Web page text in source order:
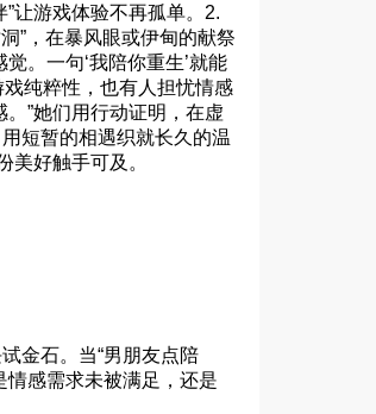
让游戏体验不再孤单。2.
”，在暴风眼或伊甸的献祭
。一句‘我陪你重生’就能
纯粹性，也有人担忧情感
”她们用行动证明，在虚
短暂的相遇织就长久的温
美好触手可及。
金石。当“男朋友点陪
情感需求未被满足，还是